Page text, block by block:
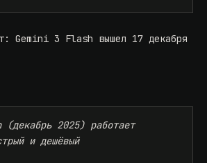
Gemini 3 Flash вышел 17 декабря
2025) работает
и дешёвый